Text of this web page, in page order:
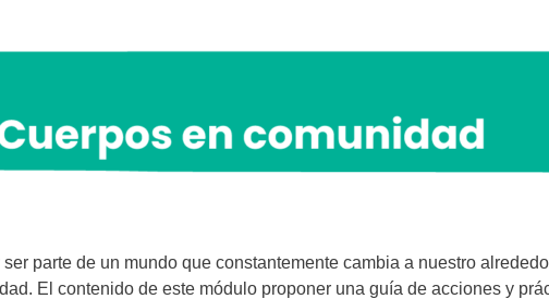
parte de un mundo que constantemente cambia a nuestro
El contenido de este módulo proponer una guía de acciones y